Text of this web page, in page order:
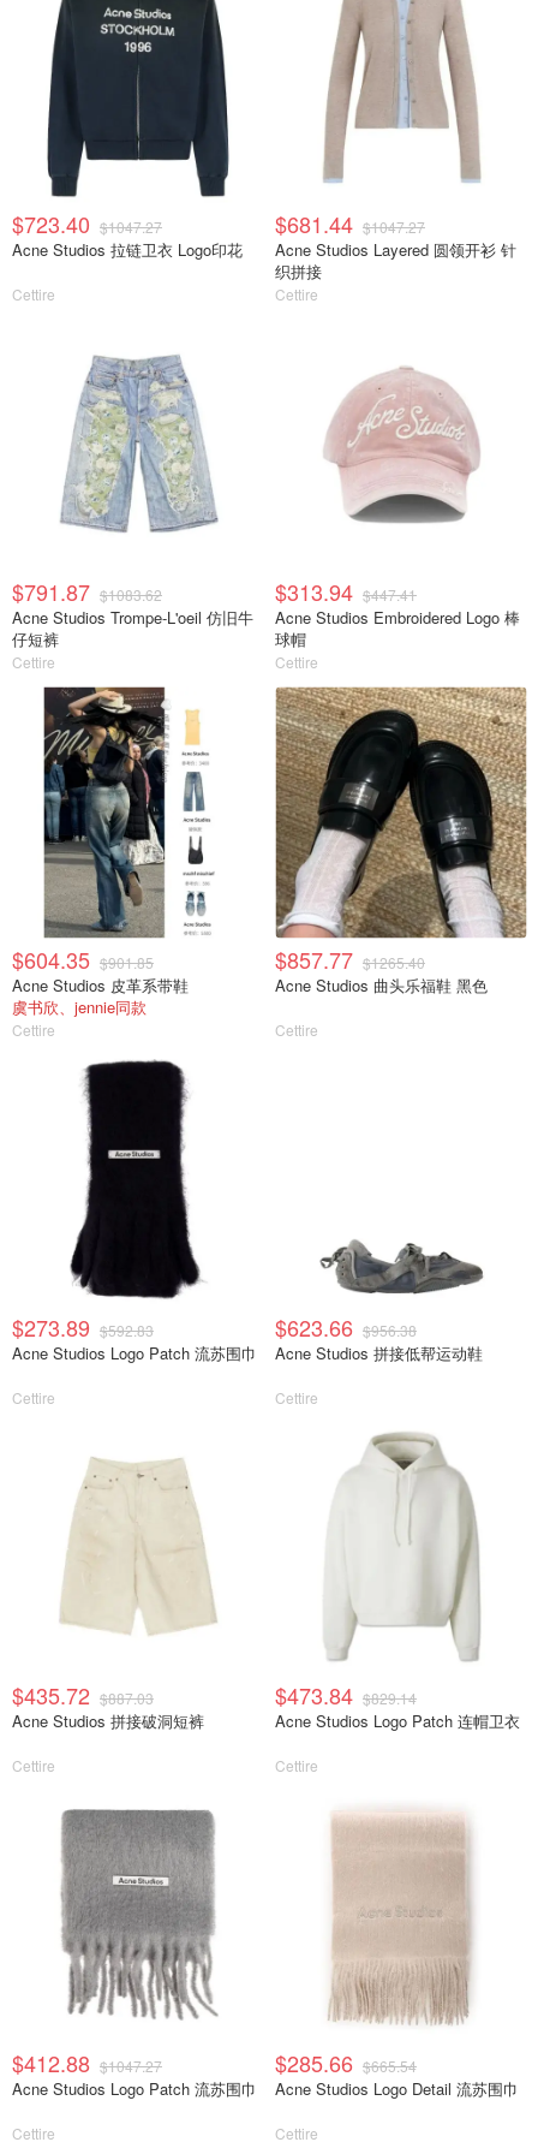
$723.40 $1047.27
Acne Studios 拉链卫衣 Logo印花
Cettire
$681.44 $1047.27
Acne Studios Layered 圆领开衫 针
织拼接
Cettire
$791.87 $1083.62
Acne Studios Trompe-L'oeil 仿旧牛
仔短裤
Cettire
$313.94 $447.41
Acne Studios Embroidered Logo 棒
球帽
Cettire
$604.35 $901.85
Acne Studios 皮革系带鞋
虞书欣、jennie同款
Cettire
$857.77 $1265.40
Acne Studios 曲头乐福鞋 黑色
Cettire
$273.89 $592.83
Acne Studios Logo Patch 流苏围巾
Cettire
$623.66 $956.38
Acne Studios 拼接低帮运动鞋
Cettire
$435.72 $887.03
Acne Studios 拼接破洞短裤
Cettire
$473.84 $829.14
Acne Studios Logo Patch 连帽卫衣
Cettire
$412.88 $1047.27
Acne Studios Logo Patch 流苏围巾
Cettire
$285.66 $665.54
Acne Studios Logo Detail 流苏围巾
Cettire